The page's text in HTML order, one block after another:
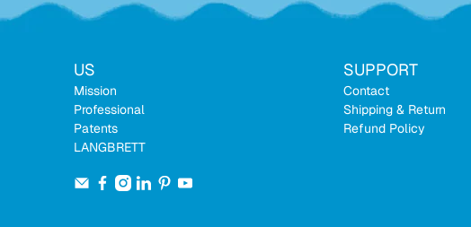
US
Mission
Professional
Patents
LANGBRETT
SUPPORT
Contact
Shipping & Return
Refund Policy